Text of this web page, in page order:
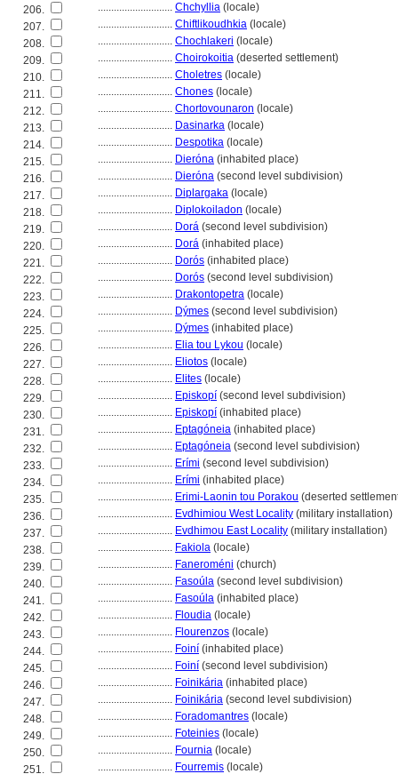
206.
............................ Chchyllia (locale)
207.
............................ Chiftlikoudhkia (locale)
208.
............................ Chochlakeri (locale)
209.
............................ Choirokoitia (deserted settlement)
210.
............................ Choletres (locale)
211.
............................ Chones (locale)
212.
............................ Chortovounaron (locale)
213.
............................ Dasinarka (locale)
214.
............................ Despotika (locale)
215.
............................ Dieróna (inhabited place)
216.
............................ Dieróna (second level subdivision)
217.
............................ Diplargaka (locale)
218.
............................ Diplokoiladon (locale)
219.
............................ Dor (second level subdivision)
220.
............................ Dor (inhabited place)
221.
............................ Dorós (inhabited place)
222.
............................ Dorós (second level subdivision)
223.
............................ Drakontopetra (locale)
224.
............................ Dýmes (second level subdivision)
225.
............................ Dýmes (inhabited place)
226.
............................ Elia tou Lykou (locale)
227.
............................ Eliotos (locale)
228.
............................ Elites (locale)
229.
............................ Episkopí (second level subdivision)
230.
............................ Episkopí (inhabited place)
231.
............................ Eptagóneia (inhabited place)
232.
............................ Eptagóneia (second level subdivision)
233.
............................ Erími (second level subdivision)
234.
............................ Erími (inhabited place)
235.
............................ Erimi-Laonin tou Porakou (deserted
236.
............................ Evdhimiou West Locality (military installation)
237.
............................ Evdhimou East Locality (military installation)
238.
............................ Fakiola (locale)
239.
............................ Faneroméni (church)
240.
............................ Fasoúla (second level subdivision)
241.
............................ Fasoúla (inhabited place)
242.
............................ Floudia (locale)
243.
............................ Flourenzos (locale)
244.
............................ Foiní (inhabited place)
245.
............................ Foiní (second level subdivision)
246.
............................ Foinikária (inhabited place)
247.
............................ Foinikária (second level subdivision)
248.
............................ Foradomantres (locale)
249.
............................ Foteinies (locale)
250.
............................ Fournia (locale)
251.
............................ Fourremis (locale)